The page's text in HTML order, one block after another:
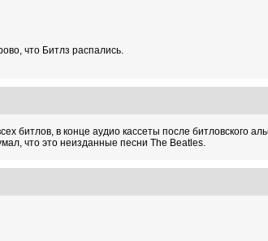
что Битлз распались.
битлов, в конце аудио кассеты после
что это неизданные песни The Beatles.